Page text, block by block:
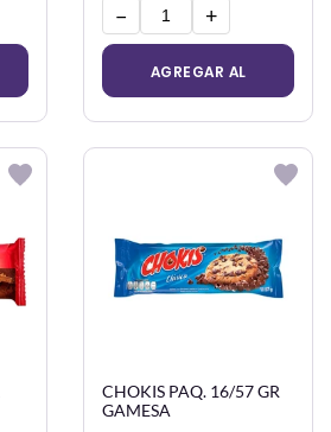
− +
AGREGAR AL
CARRITO
CHOKIS PAQ. 16/57 GR
GAMESA